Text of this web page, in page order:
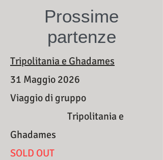
Prossime
partenze
Tripolitania e Ghadames
31 Maggio 2026
Viaggio di gruppo
Tripolitania e
Ghadames
SOLD OUT